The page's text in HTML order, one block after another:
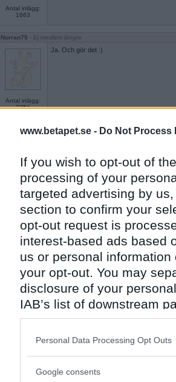
www.betapet.se - Do Not Process
If you wish to opt-out of
processing of your
targeted advertising by
section to confirm your
opt-out request is
interest-based ads based
us or personal
your opt-out. You may
disclosure of your
IAB’s list of downstream
also be disclosed by us
Downstream Participants
Please note that this
Personal Data Processing Opt Outs
Google consents
Antal inlägg:
1663
Norran75 - Ej medlem längre
Antal inlägg:
2351
Ja. Och gör det :)
smilla-77
Antal inlägg: 686
Antal inlägg:
4549
Klart jag vill! :)